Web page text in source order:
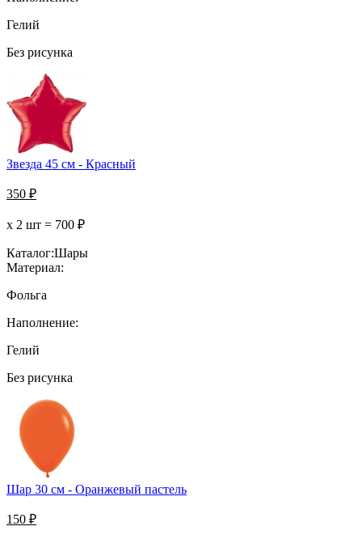
Гелий
Без рисунка
Звезда 45 см - Красный
350 ₽
х 2 шт = 700 ₽
Каталог:Шары
Материал:
Фольга
Наполнение:
Гелий
Без рисунка
Шар 30 см - Оранжевый пастель
150 ₽